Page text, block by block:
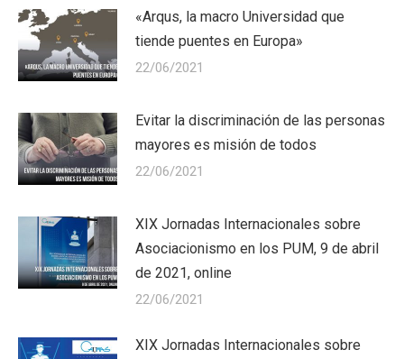
«Arqus, la macro Universidad que
tiende puentes en Europa»
22/06/2021
Evitar la discriminación de las personas
mayores es misión de todos
22/06/2021
XIX Jornadas Internacionales sobre
Asociacionismo en los PUM, 9 de abril
de 2021, online
22/06/2021
XIX Jornadas Internacionales sobre